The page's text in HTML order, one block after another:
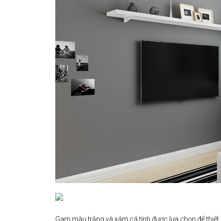
Gam màu trắng và xám cá tính được lựa chọn để thiết